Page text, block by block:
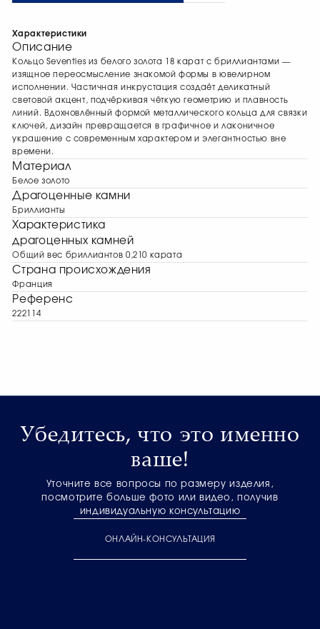
Характеристики
Описание
Кольцо Seventies из белого золота 18 карат с бриллиантами —
изящное переосмысление знакомой формы в ювелирном
исполнении. Частичная инкрустация создаёт деликатный
световой акцент, подчёркивая чёткую геометрию и плавность
линий. Вдохновлённый формой металлического кольца для связки
ключей, дизайн превращается в графичное и лаконичное
украшение с современным характером и элегантностью вне
времени.
Материал
Белое золото
Драгоценные камни
Бриллианты
Характеристика
драгоценных камней
Общий вес бриллиантов 0,210 карата
Страна происхождения
Франция
Референс
222114
Убедитесь, что это именно
ваше!
Уточните все вопросы по размеру изделия,
посмотрите больше фото или видео, получив
индивидуальную консультацию
ОНЛАЙН-КОНСУЛЬТАЦИЯ